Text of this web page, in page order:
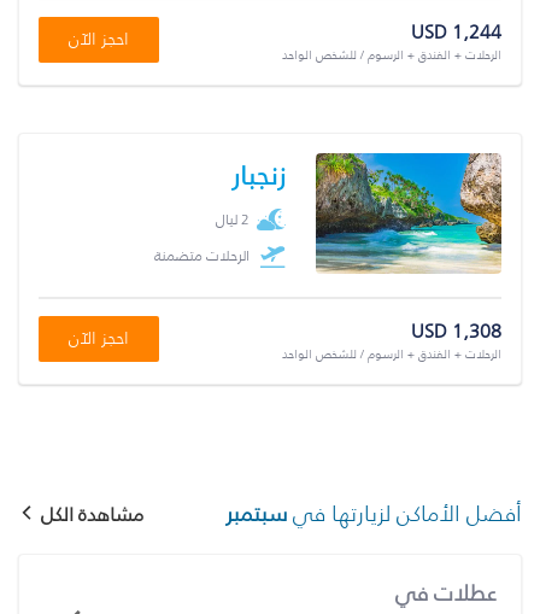
USD 1,244
الرحلات + الفندق + الرسوم / للشخص الواحد
احجز الآن
زنجبار
2 ليال
الرحلات متضمنة
USD 1,308
الرحلات + الفندق + الرسوم / للشخص الواحد
احجز الآن
أفضل الأماكن لزيارتها فيسبتمبر مشاهدة الكل
عطلات في